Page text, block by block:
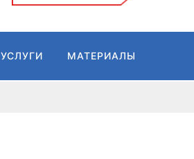
УСЛУГИ МАТЕРИАЛЫ